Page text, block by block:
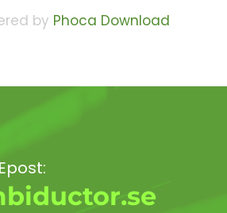
by Phoca Download
Epost: